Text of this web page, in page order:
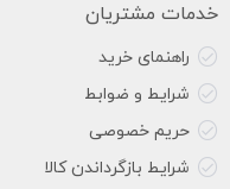
خدمات مشتریان
راهنمای خرید
شرایط و ضوابط
حریم خصوصی
شرایط بازگرداندن کالا